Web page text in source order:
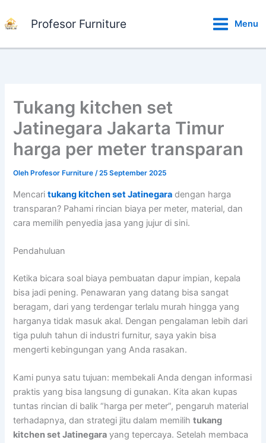
ke
Profesor Furniture Menu
Tukang kitchen set
Jatinegara Jakarta Timur
harga per meter transparan
Oleh Profesor Furniture/25 September 2025
Mencaritukang kitchen set Jatinegara dengan harga
transparan? Pahami rincian biaya per meter, material, dan
cara memilih penyedia jasa yang jujur di sini.
Pendahuluan
Ketika bicara soal biaya pembuatan dapur impian, kepala
bisa jadi pening. Penawaran yang datang bisa sangat
beragam, dari yang terdengar terlalu murah hingga yang
harganya tidak masuk akal. Dengan pengalaman lebih dari
tiga puluh tahun di industri furnitur, saya yakin bisa
mengerti kebingungan yang Anda rasakan.
Kami punya satu tujuan: membekali Anda dengan informasi
praktis yang bisa langsung di gunakan. Kita akan kupas
tuntas rincian di balik “harga per meter”, pengaruh material
terhadapnya, dan strategi jitu dalam memilihtukang
kitchen set Jatinegara yang tepercaya. Setelah membaca